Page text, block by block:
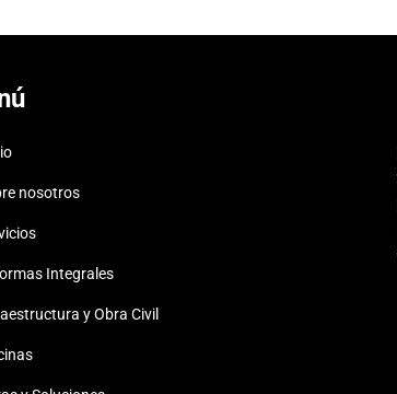
nosotros
Integrales
y Obra Civil